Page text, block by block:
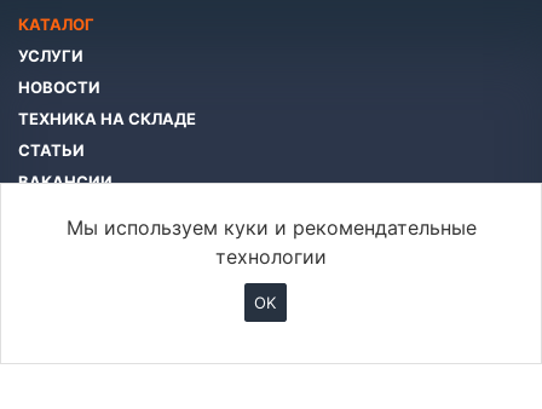
КАТАЛОГ
УСЛУГИ
НОВОСТИ
ТЕХНИКА НА СКЛАДЕ
СТАТЬИ
ВАКАНСИИ
Мы используем куки и рекомендательные
технологии
OK